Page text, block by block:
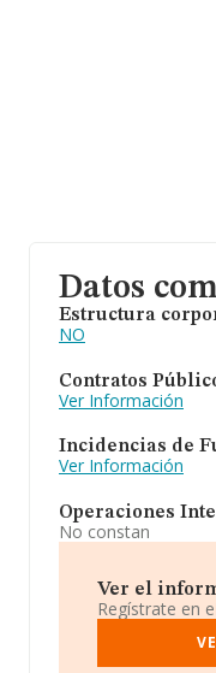
Datos
Estructura
NO
Contratos
Ver Información
Incidencias de
Ver Información
Operaciones
No constan
Ver el
Regístrate en